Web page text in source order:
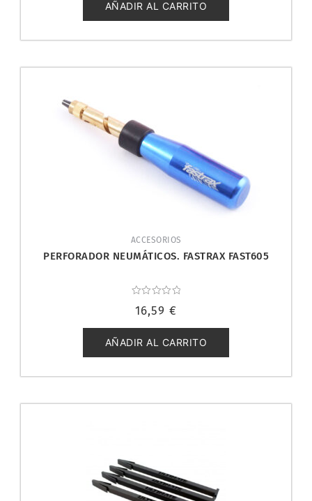
5
AÑADIR AL CARRITO
ACCESORIOS
PERFORADOR NEUMÁTICOS. FASTRAX FAST605
con
de
5
16,59 €
AÑADIR AL CARRITO